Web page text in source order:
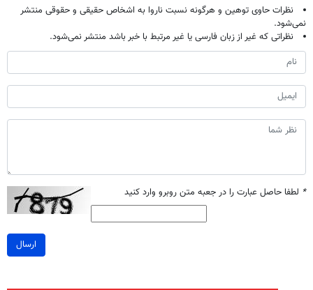
نظرات حاوی توهین و هرگونه نسبت ناروا به اشخاص حقیقی و حقوقی منتشر
نمی‌شود.
نظراتی که غیر از زبان فارسی یا غیر مرتبط با خبر باشد منتشر نمی‌شود.
* لطفا حاصل عبارت را در جعبه متن روبرو وارد کنید
ارسال